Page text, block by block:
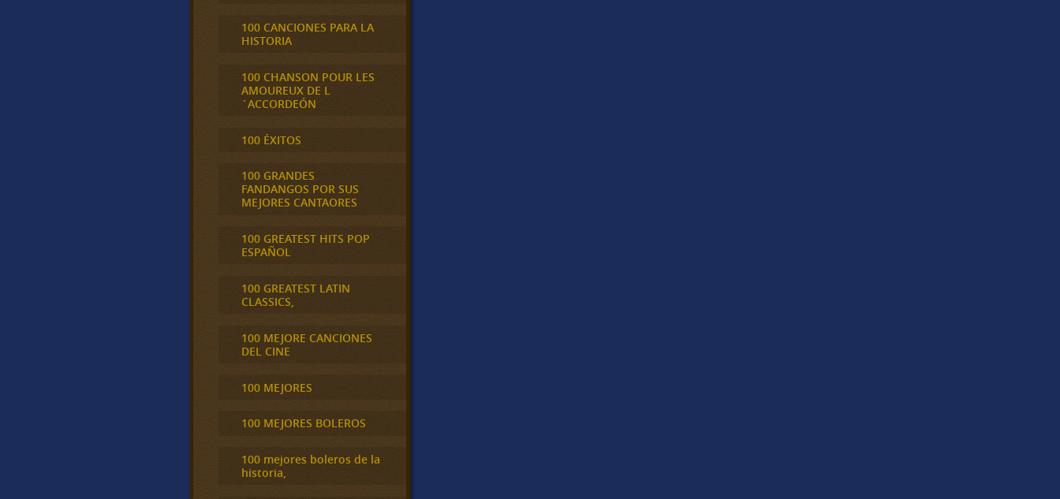
100 CANCIONES PARA LA
HISTORIA
100 CHANSON POUR LES
AMOUREUX DE L
´ACCORDEÓN
100 ÉXITOS
100 GRANDES
FANDANGOS POR SUS
MEJORES CANTAORES
100 GREATEST HITS POP
ESPAÑOL
100 GREATEST LATIN
CLASSICS,
100 MEJORE CANCIONES
DEL CINE
100 MEJORES
100 MEJORES BOLEROS
100 mejores boleros de la
historia,